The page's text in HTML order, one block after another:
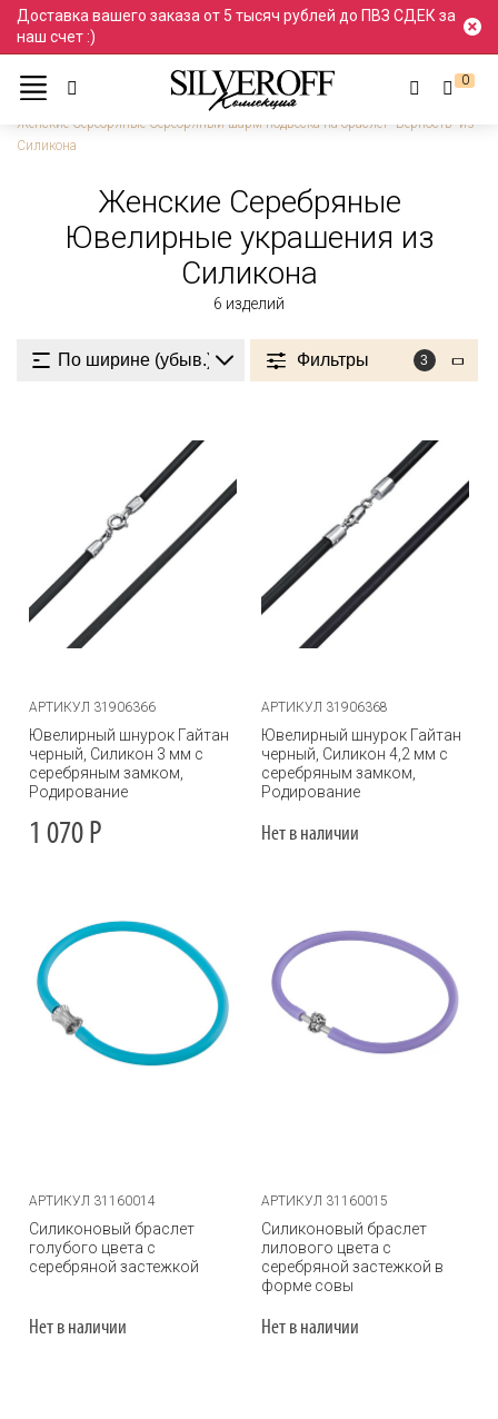
Доставка вашего заказа от 5 тысяч рублей до ПВЗ СДЕК за
наш счет :)
0
Ювелирные украшения
Серебро
Женские
Женские Серебряные Серебряный шарм подвеска на браслет "Верность" из
Силикона
Женские Серебряные
Ювелирные украшения из
Силикона
6 изделий
Фильтры 3
АРТИКУЛ 31906366
Ювелирный шнурок Гайтан
черный, Силикон 3 мм с
серебряным замком,
Родирование
1 070 Р
АРТИКУЛ 31906368
Ювелирный шнурок Гайтан
черный, Силикон 4,2 мм с
серебряным замком,
Родирование
Нет в наличии
АРТИКУЛ 31160014
Силиконовый браслет
голубого цвета с
серебряной застежкой
Нет в наличии
АРТИКУЛ 31160015
Силиконовый браслет
лилового цвета с
серебряной застежкой в
форме совы
Нет в наличии